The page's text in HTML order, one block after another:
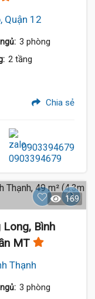
Quận 12
3 phòng
2 tầng
Chia sẻ
0903394679
169
Long, Bình
MT
Thạnh
3 phòng